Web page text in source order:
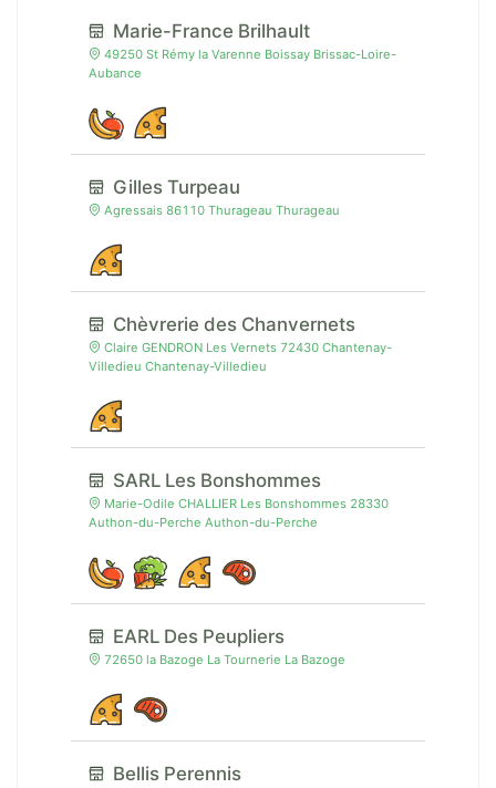
Marie-France Brilhault
49250 St Rémy la Varenne Boissay Brissac-Loire-
Aubance
Gilles Turpeau
Agressais 86110 Thurageau Thurageau
Chèvrerie des Chanvernets
Claire GENDRON Les Vernets 72430 Chantenay-
Villedieu Chantenay-Villedieu
SARL Les Bonshommes
Marie-Odile CHALLIER Les Bonshommes 28330
Authon-du-Perche Authon-du-Perche
EARL Des Peupliers
72650 la Bazoge La Tournerie La Bazoge
Bellis Perennis